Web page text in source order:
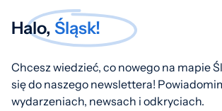
Halo, Śląsk!
Chcesz wiedzieć, co nowego na mapie
się do naszego newslettera!
wydarzeniach, newsach i odkryciach.